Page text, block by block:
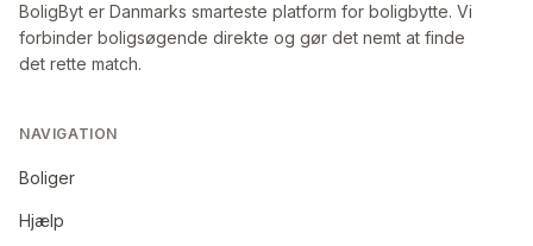
BoligByt er Danmarks smarteste platform for boligbytte. Vi
forbinder boligsøgende direkte og gør det nemt at finde
det rette match.
NAVIGATION
Boliger
Hjælp